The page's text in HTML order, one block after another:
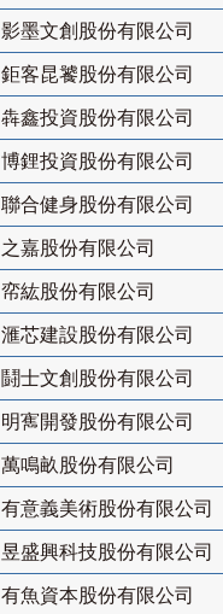
影墨文創股份有限公司
鉅客昆饕股份有限公司
犇鑫投資股份有限公司
博鋰投資股份有限公司
聯合健身股份有限公司
之嘉股份有限公司
帟紘股份有限公司
滙芯建設股份有限公司
鬪士文創股份有限公司
明寯開發股份有限公司
萬鳴畝股份有限公司
有意義美術股份有限公司
昱盛興科技股份有限公司
有魚資本股份有限公司